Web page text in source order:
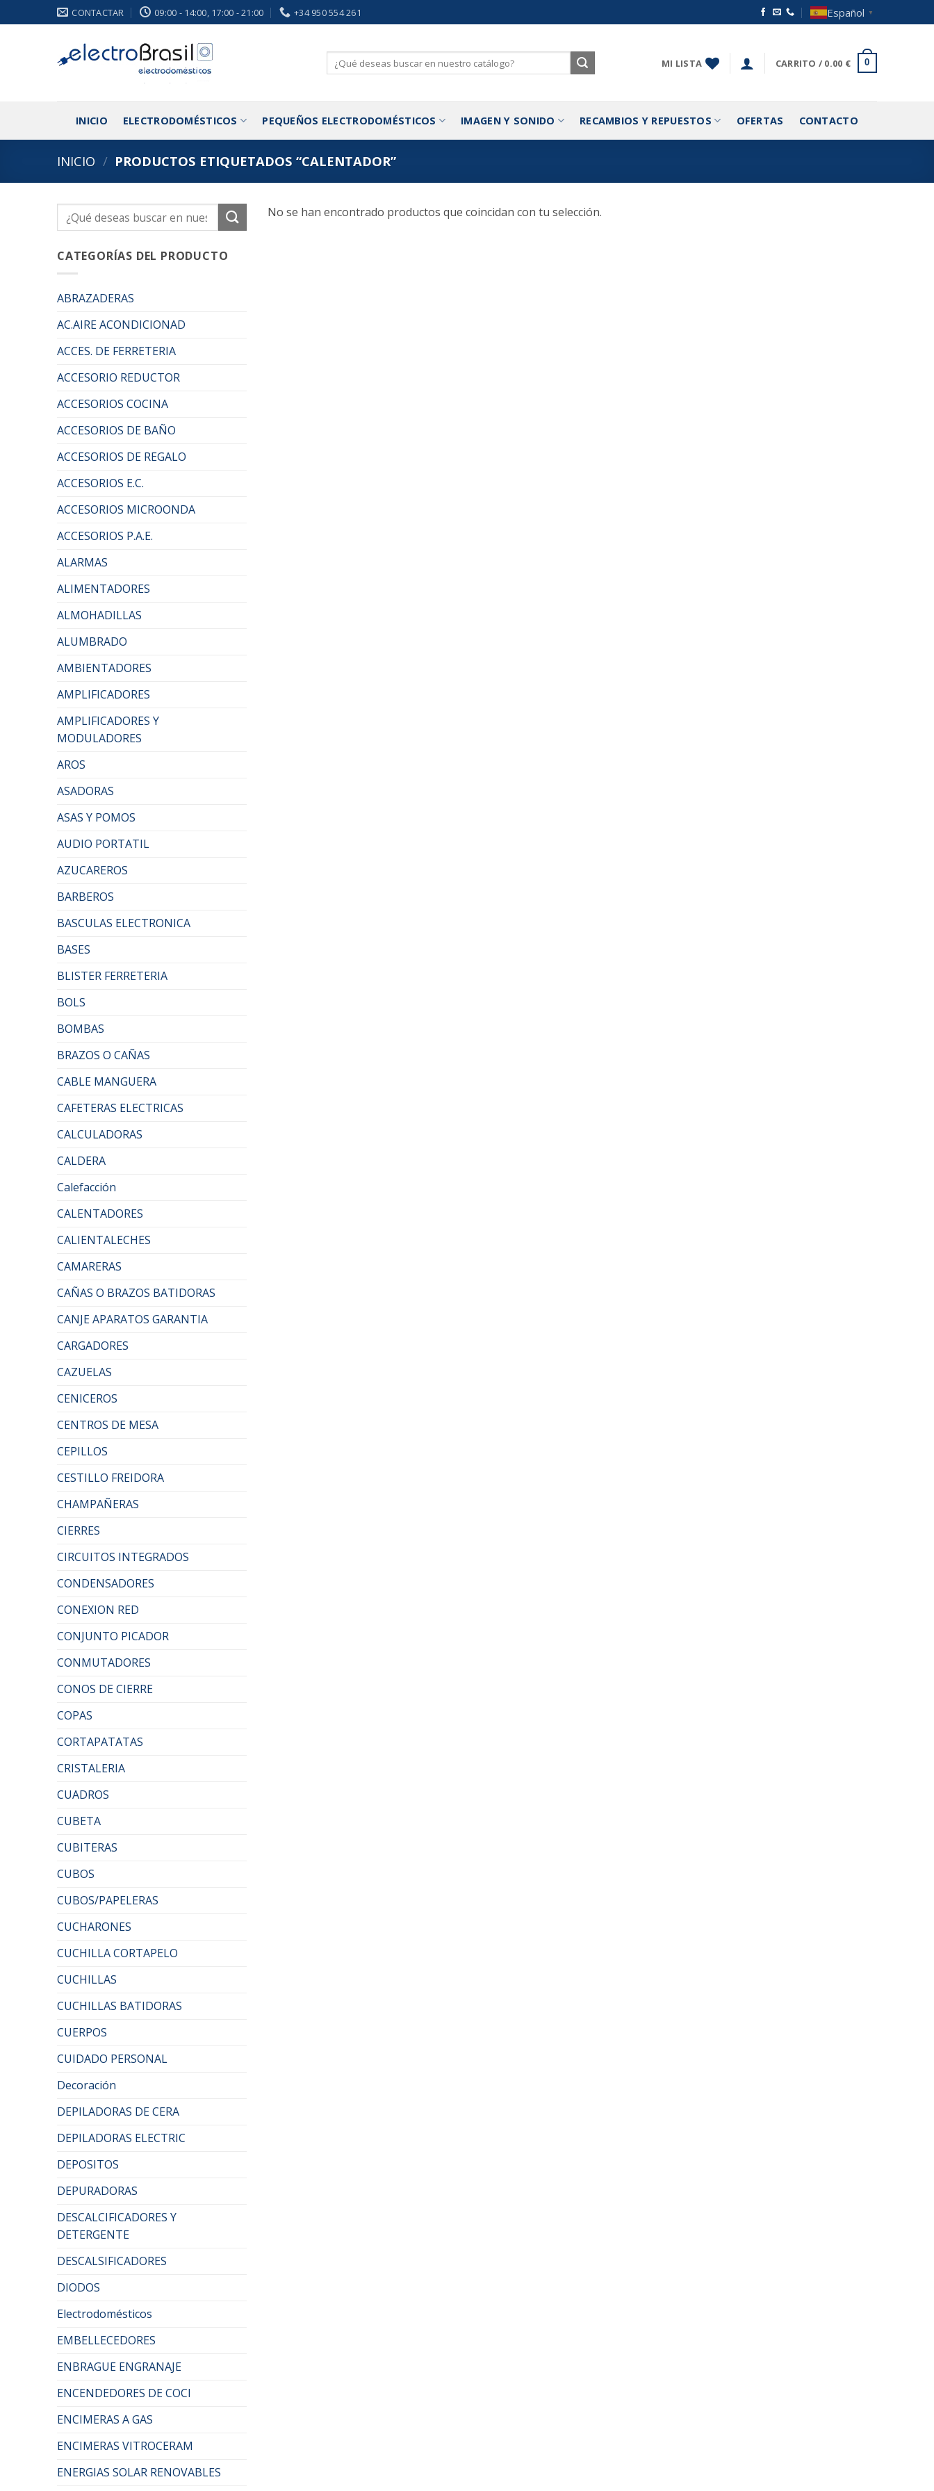
al
CONTACTAR 09:00 - 14:00, 17:00 - 21:00 +34 950 554 261 Español ▼
Buscar
por:
MI LISTA CARRITO / 0.00 € 0
INICIO ELECTRODOMÉSTICOS PEQUEÑOS ELECTRODOMÉSTICOS IMAGEN Y SONIDO RECAMBIOS Y REPUESTOS OFERTAS CONTACTO
INICIO / PRODUCTOS ETIQUETADOS “CALENTADOR”
Buscar
por:
CATEGORÍAS DEL PRODUCTO
ABRAZADERAS
AC.AIRE ACONDICIONAD
ACCES. DE FERRETERIA
ACCESORIO REDUCTOR
ACCESORIOS COCINA
ACCESORIOS DE BAÑO
ACCESORIOS DE REGALO
ACCESORIOS E.C.
ACCESORIOS MICROONDA
ACCESORIOS P.A.E.
ALARMAS
ALIMENTADORES
ALMOHADILLAS
ALUMBRADO
AMBIENTADORES
AMPLIFICADORES
AMPLIFICADORES Y
MODULADORES
AROS
ASADORAS
ASAS Y POMOS
AUDIO PORTATIL
AZUCAREROS
BARBEROS
BASCULAS ELECTRONICA
BASES
BLISTER FERRETERIA
BOLS
BOMBAS
BRAZOS O CAÑAS
CABLE MANGUERA
CAFETERAS ELECTRICAS
CALCULADORAS
CALDERA
Calefacción
CALENTADORES
CALIENTALECHES
CAMARERAS
CAÑAS O BRAZOS BATIDORAS
CANJE APARATOS GARANTIA
CARGADORES
CAZUELAS
CENICEROS
CENTROS DE MESA
CEPILLOS
CESTILLO FREIDORA
CHAMPAÑERAS
CIERRES
CIRCUITOS INTEGRADOS
CONDENSADORES
CONEXION RED
CONJUNTO PICADOR
CONMUTADORES
CONOS DE CIERRE
COPAS
CORTAPATATAS
CRISTALERIA
CUADROS
CUBETA
CUBITERAS
CUBOS
CUBOS/PAPELERAS
CUCHARONES
CUCHILLA CORTAPELO
CUCHILLAS
CUCHILLAS BATIDORAS
CUERPOS
CUIDADO PERSONAL
Decoración
DEPILADORAS DE CERA
DEPILADORAS ELECTRIC
DEPOSITOS
DEPURADORAS
DESCALCIFICADORES Y
DETERGENTE
DESCALSIFICADORES
DIODOS
Electrodomésticos
EMBELLECEDORES
ENBRAGUE ENGRANAJE
ENCENDEDORES DE COCI
ENCIMERAS A GAS
ENCIMERAS VITROCERAM
ENERGIAS SOLAR RENOVABLES
No se han encontrado productos que coincidan con tu selección.